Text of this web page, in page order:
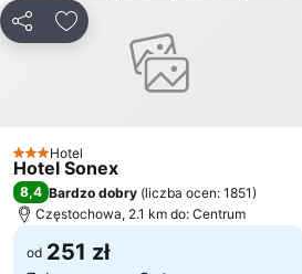
UdostępnijDodaj do ulubionych
3 Kategoria
Hotel
Hotel Sonex
8,4 Bardzo dobry (liczba ocen: 1851)
Częstochowa, 2.1 km do: Centrum
od 251 zł